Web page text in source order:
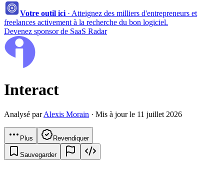
Votre outil ici · Atteignez des milliers d'entrepreneurs et
freelances activement à la recherche du bon logiciel.
Devenez sponsor de SaaS Radar
Interact
Analysé parAlexis Morain · Mis à jour le 11 juillet 2026
Plus Revendiquer
Sauvegarder